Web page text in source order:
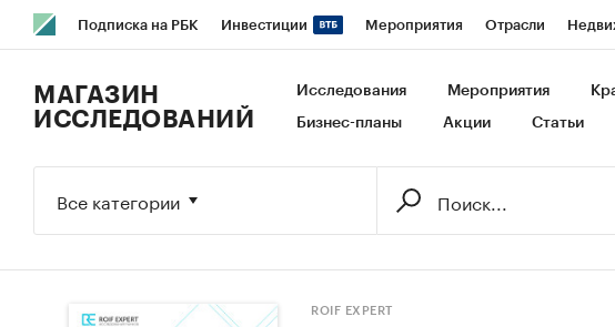
Подписка на РБК Инвестиции Мероприятия Отрасли
Исследования Кредитные рейтинги Франшизы Газета
МАГАЗИН
ИССЛЕДОВАНИЙ
Исследования Мероприятия
Бизнес-планы Акции Статьи
Все категории
ROIF EXPERT